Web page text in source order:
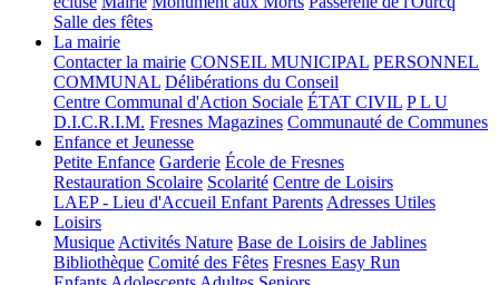
Salle des fêtes
La mairie
Contacter la mairie CONSEIL MUNICIPAL PERSONNEL
COMMUNAL Délibérations du Conseil
Centre Communal d'Action Sociale ÉTAT CIVIL P L U
D.I.C.R.I.M. Fresnes Magazines Communauté de Communes
Enfance et Jeunesse
Petite Enfance Garderie École de Fresnes
Restauration Scolaire Scolarité Centre de Loisirs
LAEP - Lieu d'Accueil Enfant Parents Adresses Utiles
Loisirs
Musique Activités Nature Base de Loisirs de Jablines
Bibliothèque Comité des Fêtes Fresnes Easy Run